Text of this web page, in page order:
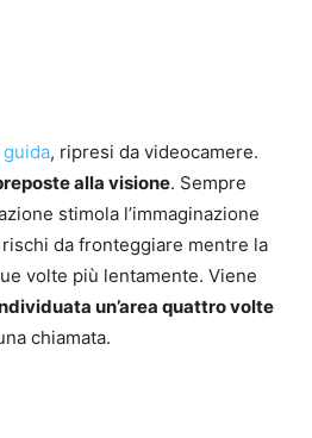
, ripresi da videocamere.
alla visione. Sempre
stimola l’immaginazione
da fronteggiare mentre la
volte più lentamente. Viene
un’area quattro volte
chiamata.